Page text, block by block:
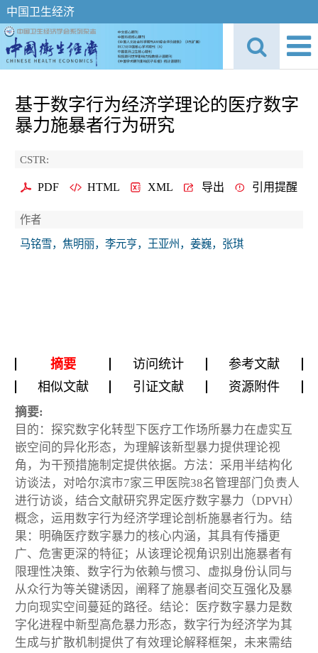
中国卫生经济
基于数字行为经济学理论的医疗数字
暴力施暴者行为研究
CSTR:
PDF HTML XML 导出 引用提醒
作者
马铭雪，焦明丽，李元亨，王亚州，姜巍，张琪
摘要 访问统计
参考文献
相似文献
引证文献 资源附件
摘要:
目的：探究数字化转型下医疗工作场所暴力在虚实互
嵌空间的异化形态，为理解该新型暴力提供理论视
角，为干预措施制定提供依据。方法：采用半结构化
访谈法，对哈尔滨市7家三甲医院38名管理部门负责人
进行访谈，结合文献研究界定医疗数字暴力（DPVH）
概念，运用数字行为经济学理论剖析施暴者行为。结
果：明确医疗数字暴力的核心内涵，其具有传播更
广、危害更深的特征；从该理论视角识别出施暴者有
限理性决策、数字行为依赖与惯习、虚拟身份认同与
从众行为等关键诱因，阐释了施暴者间交互强化及暴
力向现实空间蔓延的路径。结论：医疗数字暴力是数
字化进程中新型高危暴力形态，数字行为经济学为其
生成与扩散机制提供了有效理论解释框架，未来需结